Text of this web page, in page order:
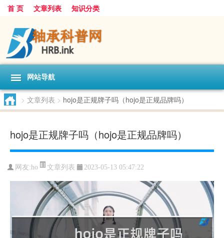
首 页 文章列表 知识分类
网站导航
> 文章列表 > hojo是正规牌子吗（hojo是正规品牌吗）
hojo是正规牌子吗（hojo是正规品牌吗）
网友:ho 文章列表 2023-05-13 05:47:22